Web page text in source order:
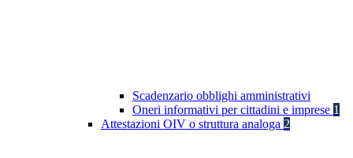
Scadenzario obblighi amministrativi
Oneri informativi per cittadini e imprese 1
Attestazioni OIV o struttura analoga 2